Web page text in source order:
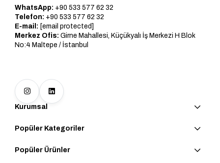
WhatsApp: +90 533 577 62 32
Telefon: +90 533 577 62 32
E-mail: [email protected]
Merkez Ofis: Girne Mahallesi, Küçükyalı İş Merkezi H Blok
No:4 Maltepe / İstanbul
Kurumsal
Popüler Kategoriler
Popüler Ürünler